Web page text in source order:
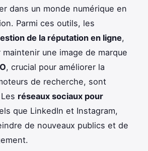
dans un monde numérique en
Parmi ces outils, les
de la réputation en ligne,
une image de marque
, crucial pour améliorer la
de recherche, sont
réseaux sociaux pour
que LinkedIn et Instagram,
de nouveaux publics et de